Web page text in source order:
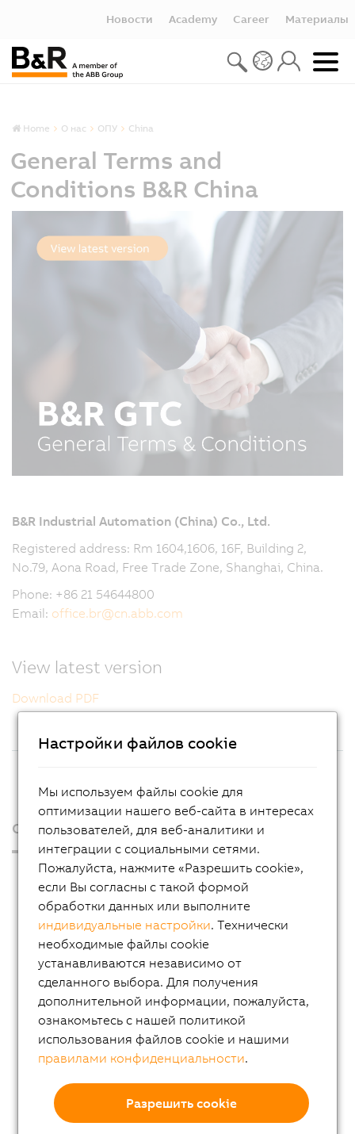
Новости Academy Career Материалы
Home О нас ОПУ China
General Terms and
Conditions B&R China
B&R Industrial Automation (China) Co., Ltd.
Registered address: Rm 1604,1606, 16F, Building 2,
No.79, Aona Road, Free Trade Zone, Shanghai, China.
Phone: +86 21 54644800
Email: office.br@cn.abb.com
View latest version
Download PDF
О нас
Пресс-релизы
Blog
AutoMates
Новостная рассылка
Карьера
Офисы
Связаться с нами
Imprint
Product lifecycle
Настройки файлов cookie
Мы используем файлы cookie для
оптимизации нашего веб-сайта в интересах
пользователей, для веб-аналитики и
интеграции с социальными сетями.
Пожалуйста, нажмите «Разрешить cookie»,
если Вы согласны с такой формой
обработки данных или выполните
индивидуальные настройки. Технически
необходимые файлы cookie
устанавливаются независимо от
сделанного выбора. Для получения
дополнительной информации, пожалуйста,
ознакомьтесь с нашей политикой
использования файлов cookie и нашими
правилами конфиденциальности.
Разрешить cookie